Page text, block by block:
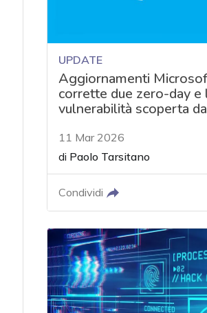
UPDATE
Aggiornamenti
corrette due zero-day e
vulnerabilità scoperta
11 Mar 2026
di Paolo Tarsitano
Condividi